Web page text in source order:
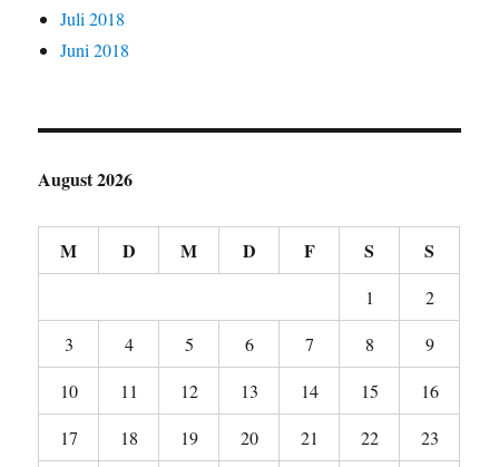
Juli 2018
Juni 2018
August 2026
M D M D F S S
1
2
3
4 5 6 7 8
9
10
11 12 13 14 15
16
17
18 19 20 21 22
23